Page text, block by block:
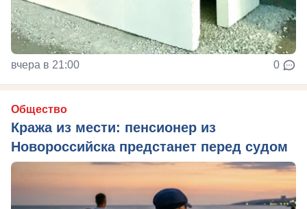
вчера в 21:00 0
Общество
Кража из мести: пенсионер из
Новороссийска предстанет перед судом